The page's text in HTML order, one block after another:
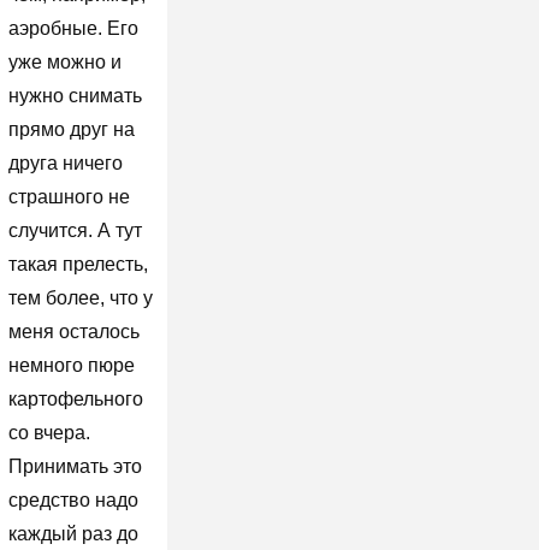
аэробные. Его
уже можно и
нужно снимать
прямо друг на
друга ничего
страшного не
случится. А тут
такая прелесть,
тем более, что у
меня осталось
немного пюре
картофельного
со вчера.
Принимать это
средство надо
каждый раз до